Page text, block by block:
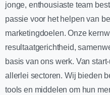
jonge, enthousiaste team
passie voor het helpen van
marketingdoelen. Onze
resultaatgerichtheid,
basis van ons werk. Van
allerlei sectoren. Wij bieden
tools en middelen om hun